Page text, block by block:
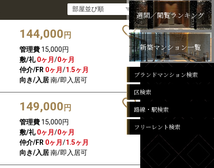
144,000 円
管理費15,000円
敷/礼 0ヶ月/0ヶ月
仲介/FR 0ヶ月/1.5ヶ月
向き/入居南/即入居可
149,000 円
管理費15,000円
敷/礼 0ヶ月/0ヶ月
仲介/FR 0ヶ月/1.5ヶ月
向き/入居南/即入居可
週間／閲覧ランキング
新築マンション一覧
ブランドマンション検索
区検索
路線・駅検索
フリーレント検索